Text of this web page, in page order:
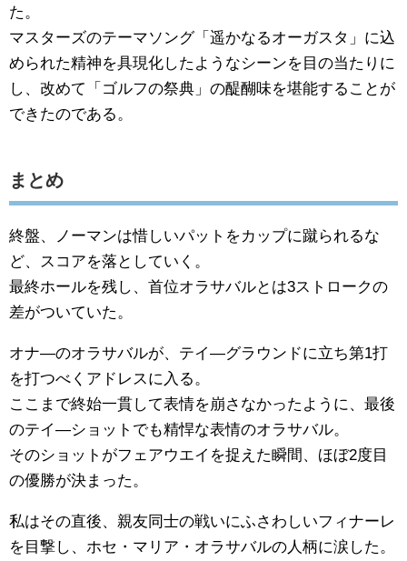
た。
マスターズのテーマソング「遥かなるオーガスタ」に込
められた精神を具現化したようなシーンを目の当たりに
し、改めて「ゴルフの祭典」の醍醐味を堪能することが
できたのである。
まとめ
終盤、ノーマンは惜しいパットをカップに蹴られるな
ど、スコアを落としていく。
最終ホールを残し、首位オラサバルとは3ストロークの
差がついていた。
オナ―のオラサバルが、テイ―グラウンドに立ち第1打
を打つべくアドレスに入る。
ここまで終始一貫して表情を崩さなかったように、最後
のテイ―ショットでも精悍な表情のオラサバル。
そのショットがフェアウエイを捉えた瞬間、ほぼ2度目
の優勝が決まった。
私はその直後、親友同士の戦いにふさわしいフィナーレ
を目撃し、ホセ・マリア・オラサバルの人柄に涙した。